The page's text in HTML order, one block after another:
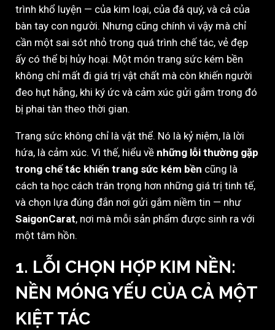
trình khổ luyện — của kim loại, của đá quý, và cả của
bàn tay con người. Nhưng cũng chính vì vậy mà chỉ
cần một sai sót nhỏ trong quá trình chế tác, vẻ đẹp
ấy có thể bị hủy hoại. Một món trang sức kém bền
không chỉ mất đi giá trị vật chất mà còn khiến người
đeo hụt hẫng, khi ký ức và cảm xúc gửi gắm trong đó
bị phai tàn theo thời gian.
Trang sức không chỉ là vật thể. Nó là kỷ niệm, là lời
hứa, là cảm xúc. Vì thế, hiểu về những lỗi thường gặp
trong chế tác khiến trang sức kém bền cũng là
cách ta học cách trân trọng hơn những giá trị tinh tế,
và chọn lựa đúng đắn nơi gửi gắm niềm tin — như
SaigonCarat, nơi mà mỗi sản phẩm được sinh ra với
một tâm hồn.
1. LỖI CHỌN HỢP KIM NỀN:
NỀN MÓNG YẾU CỦA CẢ MỘT
KIỆT TÁC